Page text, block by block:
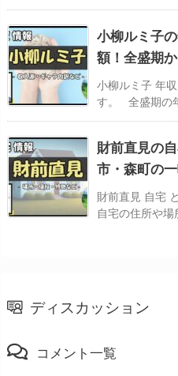
小柳ルミ子
額！全盛期
小柳ルミ子 年
す。 全盛期の
財前直見の
市・森町の
財前直見 自宅
自宅の住所や場
ディスカッション
コメント一覧